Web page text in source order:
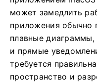
может замедлить
приложения обычно
плавные
и прямые
требуется
пространство и